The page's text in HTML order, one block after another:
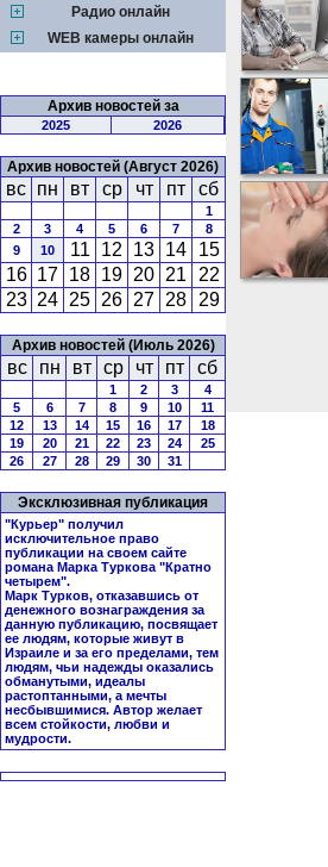
Радио онлайн
WEB камеры онлайн
Архив новостей за
2025 2026
Архив новостей (Август 2026)
вс пн вт ср чт пт сб
1
2
3 4 5 6 7
8
9
10 11 12 13 14
15
16 17 18 19 20 21
22
23 24 25 26 27 28 29
Архив новостей (Июль 2026)
вс пн вт ср чт пт сб
1 2 3
4
5
6 7 8 9 10
11
12
13 14 15 16 17
18
19
20 21 22 23 24
25
26
27 28 29 30 31
Эксклюзивная публикация
"Курьер" получил
исключительное право
публикации на своем сайте
романа Марка Туркова "Кратно
четырем".
Марк Турков, отказавшись от
денежного вознаграждения за
данную публикацию, посвящает
ее людям, которые живут в
Израиле и за его пределами, тем
людям, чьи надежды оказались
обманутыми, идеалы
растоптанными, а мечты
несбывшимися. Автор желает
всем стойкости, любви и
мудрости.